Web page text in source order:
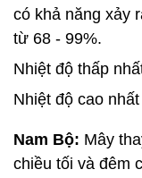
có khả năng xảy
từ 68 - 99%.
Nhiệt độ thấp
Nhiệt độ cao
Nam Bộ: Mây
chiều tối và đêm